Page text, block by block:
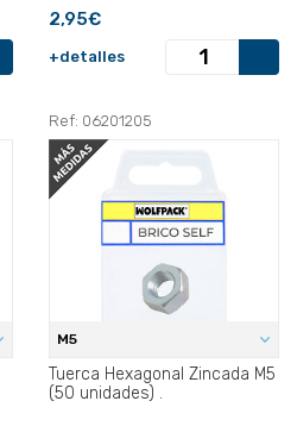
2,95€
+detalles
Ref: 06201205
M5
Tuerca Hexagonal Zincada M5
(50 unidades) .